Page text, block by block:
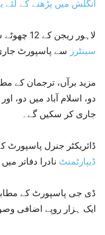
انگلش میں پڑھنے کے لئے
لاہور ریجن کے 12 چھوٹے شہروں اور کراچی کے دو اضلاع میں
سینٹرز سے پاسپورٹ
مزید برآں، ترجمان کے
دو، اسلام آباد میں دو،
جاری کر سکیں گے۔
ڈائریکٹر جنرل پاسپورٹ
ڈیپارٹمنٹ نادرا دفاتر
ڈی جی پاسپورٹ کے
ایک ہزار روپے اضافی